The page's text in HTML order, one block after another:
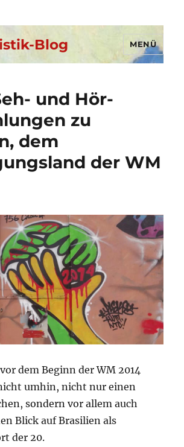
Blog MENÜ
und Hör-
zu
dem
der WM
dem Beginn der WM 2014
umhin, nicht nur einen
sondern vor allem auch
Blick auf Brasilien als
der 20.